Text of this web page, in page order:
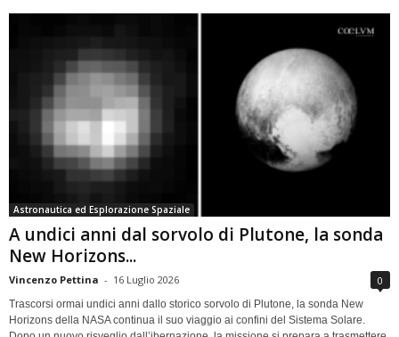
Astronautica ed Esplorazione Spaziale
A undici anni dal sorvolo di Plutone, la sonda
New Horizons...
Vincenzo Pettina - 16 Luglio 2026 0
Trascorsi ormai undici anni dallo storico sorvolo di Plutone, la sonda New
Horizons della NASA continua il suo viaggio ai confini del Sistema Solare.